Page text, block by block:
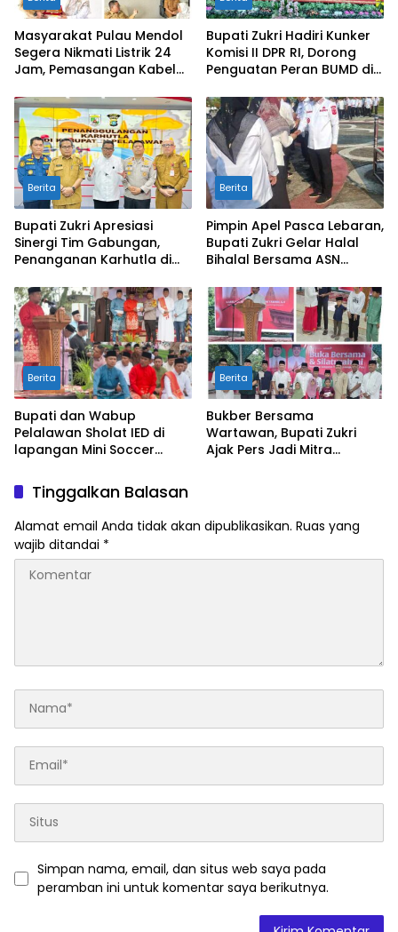
Masyarakat Pulau Mendol
Segera Nikmati Listrik 24
Jam, Pemasangan Kabel
Persen
Bupati Zukri Hadiri Kunker
Komisi II DPR RI, Dorong
Penguatan Peran BUMD di
Berita
Bupati Zukri Apresiasi
Sinergi Tim Gabungan,
Penanganan Karhutla di
Berita
Pimpin Apel Pasca Lebaran,
Bupati Zukri Gelar Halal
Bihalal Bersama ASN
Berita
Bupati dan Wabup
Pelalawan Sholat IED di
lapangan Mini Soccer
Berita
Bukber Bersama
Wartawan, Bupati Zukri
Ajak Pers Jadi Mitra
Tinggalkan Balasan
Alamat email Anda tidak akan dipublikasikan. Ruas yang
wajib ditandai *
Simpan nama, email, dan situs web saya pada
peramban ini untuk komentar saya berikutnya.